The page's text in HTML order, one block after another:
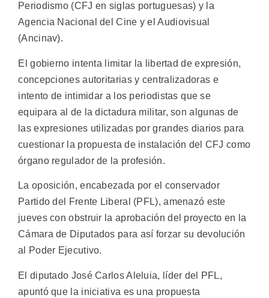
Periodismo (CFJ en siglas portuguesas) y la
Agencia Nacional del Cine y el Audiovisual
(Ancinav).
El gobierno intenta limitar la libertad de expresión,
concepciones autoritarias y centralizadoras e
intento de intimidar a los periodistas que se
equipara al de la dictadura militar, son algunas de
las expresiones utilizadas por grandes diarios para
cuestionar la propuesta de instalación del CFJ como
órgano regulador de la profesión.
La oposición, encabezada por el conservador
Partido del Frente Liberal (PFL), amenazó este
jueves con obstruir la aprobación del proyecto en la
Cámara de Diputados para así forzar su devolución
al Poder Ejecutivo.
El diputado José Carlos Aleluia, líder del PFL,
apuntó que la iniciativa es una propuesta